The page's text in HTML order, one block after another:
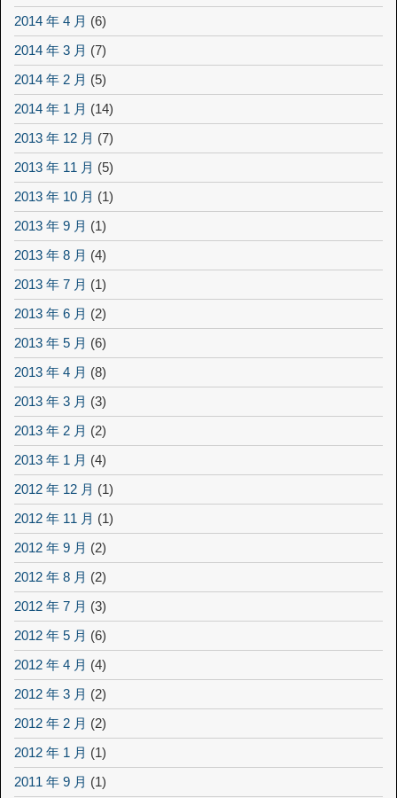
2014 年 4 月 (6)
2014 年 3 月 (7)
2014 年 2 月 (5)
2014 年 1 月 (14)
2013 年 12 月 (7)
2013 年 11 月 (5)
2013 年 10 月 (1)
2013 年 9 月 (1)
2013 年 8 月 (4)
2013 年 7 月 (1)
2013 年 6 月 (2)
2013 年 5 月 (6)
2013 年 4 月 (8)
2013 年 3 月 (3)
2013 年 2 月 (2)
2013 年 1 月 (4)
2012 年 12 月 (1)
2012 年 11 月 (1)
2012 年 9 月 (2)
2012 年 8 月 (2)
2012 年 7 月 (3)
2012 年 5 月 (6)
2012 年 4 月 (4)
2012 年 3 月 (2)
2012 年 2 月 (2)
2012 年 1 月 (1)
2011 年 9 月 (1)